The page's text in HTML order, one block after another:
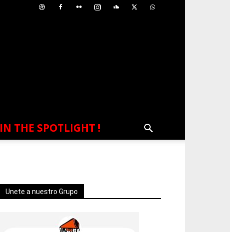
IN THE SPOTLIGHT !
Unete a nuestro Grupo